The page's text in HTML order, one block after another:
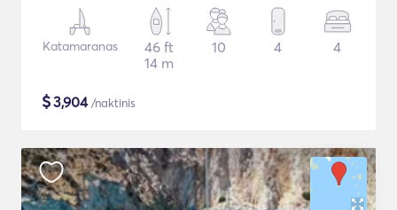
Katamaranas
46 ft
14 m
10 4 4
$3,904/naktinis